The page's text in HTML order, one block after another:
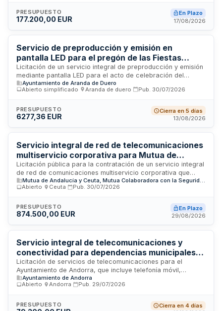
redundante de alta disponibilidad mediante fibra óptica, y
soporte técnico continuo. Se requiere cumplimiento del
específica de telecomunicaciones y seguridad de redes.
PRESUPUESTO
177.200,00 EUR
En Plazo
17/08/2026
Servicio de preproducción y emisión en
pantalla LED para el pregón de las Fiestas
Patronales del Ayuntamiento de Aranda de
Duero
Licitación de un servicio integral de preproducción y emisión
mediante pantalla LED para el acto de celebración del
pregón anunciador de las Fiestas Patronales del
Ayuntamiento de Aranda de Duero. El servicio incluye
tratamiento audiovisual profesional y entrega de copias en
soporte digital. Se desarrollará en el ejercicio 2026 con
Ayuntamiento de Aranda de Duero
Abierto simplificado
Aranda de duero Pub. 30/07/2026
PRESUPUESTO
6277,36 EUR
Cierra en 5 días
13/08/2026
Servicio integral de red de telecomunicaciones
multiservicio corporativa para Mutua de
Andalucía y de Ceuta
Licitación pública para la contratación de un servicio integral
de red de comunicaciones multiservicio corporativa que
proporcione servicios de datos, telefonía IP,
videoconferencia e imagen a los centros de Mutua de
telecomunicaciones, colaboración, ciberseguridad y
mantenimiento sobre la infraestructura informática de la
con procedimiento abierto y licitación electrónica. La
adjudicación se realizará conforme a criterios objetivos y
subjetivos de valoración técnica y económica.
Mutua de Andalucía y Ceuta, Mutua Colaboradora con la Seguridad Social nº 115
Abierto
Ceuta Pub. 30/07/2026
PRESUPUESTO
874.500,00 EUR
En Plazo
29/08/2026
Servicio integral de telecomunicaciones y
conectividad para dependencias municipales
del Ayuntamiento de Andorra
Licitación de servicios de telecomunicaciones para el
Ayuntamiento de Andorra, que incluye telefonía móvil,
telefonía fija, acceso a internet y centralita virtual. Los
servicios se prestarán en todas las dependencias y edificios
servicios continuos dirigido a garantizar la conectividad y las
Ayuntamiento de Andorra
Abierto
Andorra Pub. 29/07/2026
PRESUPUESTO
Cierra en 4 días